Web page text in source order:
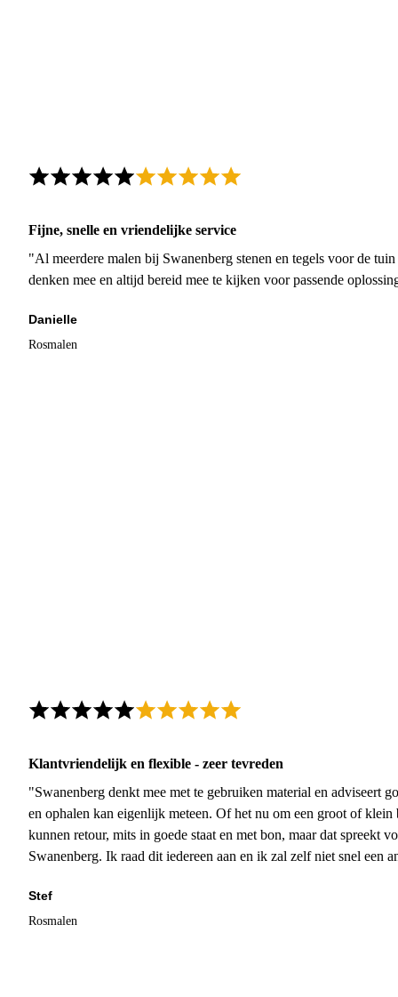
Fijne, snelle en vriendelijke service
"Al meerdere malen bij Swanenberg stenen en tegels voor de
denken mee en altijd bereid mee te kijken voor passende
Danielle
Rosmalen
Klantvriendelijk en flexible - zeer tevreden
"Swanenberg denkt mee met te gebruiken material en adviseert
en ophalen kan eigenlijk meteen. Of het nu om een groot of
kunnen retour, mits in goede staat en met bon, maar dat spreekt
Swanenberg. Ik raad dit iedereen aan en ik zal zelf niet snel een
Stef
Rosmalen